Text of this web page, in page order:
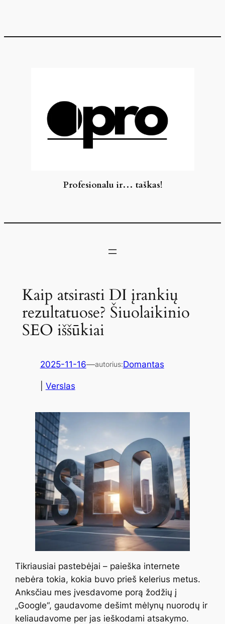
turinio
Profesionalu ir… taškas!
Kaip atsirasti DI įrankių
rezultatuose? Šiuolaikinio
SEO iššūkiai
2025-11-16—autorius:Domantas
Verslas
Tikriausiai pastebėjai – paieška internete
nebėra tokia, kokia buvo prieš kelerius metus.
Anksčiau mes įvesdavome porą žodžių į
„Google“, gaudavome dešimt mėlynų nuorodų ir
keliaudavome per jas ieškodami atsakymo.